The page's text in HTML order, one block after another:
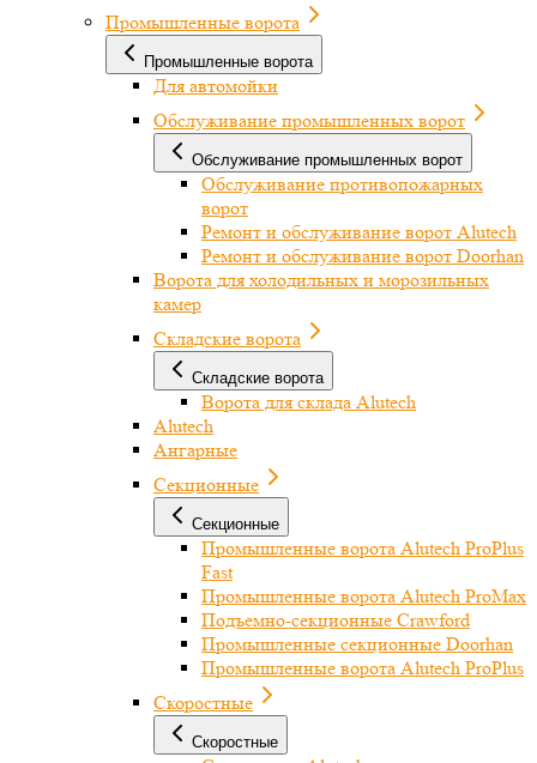
Промышленные ворота
Промышленные ворота
Для автомойки
Обслуживание промышленных ворот
Обслуживание промышленных ворот
Обслуживание противопожарных
ворот
Ремонт и обслуживание ворот Alutech
Ремонт и обслуживание ворот Doorhan
Ворота для холодильных и морозильных
камер
Складские ворота
Складские ворота
Ворота для склада Alutech
Alutech
Ангарные
Секционные
Секционные
Промышленные ворота Alutech ProPlus
Fast
Промышленные ворота Alutech ProMax
Подъемно-секционные Crawford
Промышленные секционные Doorhan
Промышленные ворота Alutech ProPlus
Скоростные
Скоростные